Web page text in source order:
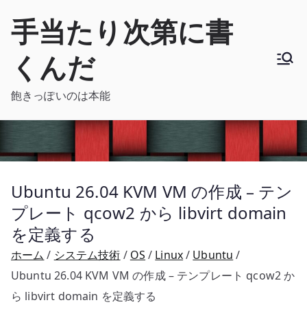
手当たり次第に書
くんだ
飽きっぽいのは本能
Ubuntu 26.04 KVM VM の作成 – テン
プレート qcow2 から libvirt domain
を定義する
ホーム システム技術 OS Linux
Ubuntu
Ubuntu 26.04 KVM VM の作成 – テンプレート qcow2 か
ら libvirt domain を定義する